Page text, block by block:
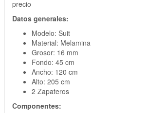
precio
Datos generales:
Modelo: Suit
Material: Melamina
Grosor: 16 mm
Fondo: 45 cm
Ancho: 120 cm
Alto: 205 cm
2 Zapateros
Componentes: